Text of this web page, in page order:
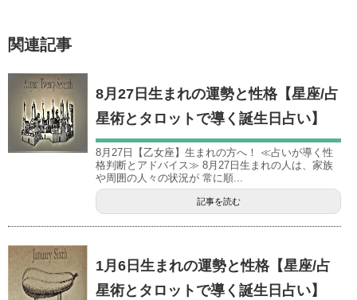
関連記事
8月27日生まれの運勢と性格【星座/占
星術とタロットで導く誕生日占い】
8月27日【乙女座】生まれの方へ！ ≪占いが導く性
格判断とアドバイス≫ 8月27日生まれの人は、家族
や周囲の人々の状況が 常に順...
記事を読む
1月6日生まれの運勢と性格【星座/占
星術とタロットで導く誕生日占い】